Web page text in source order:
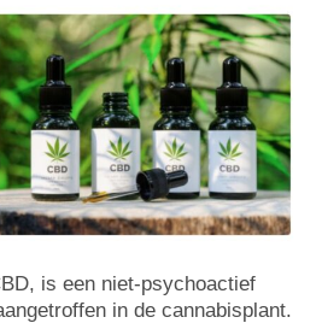
is een niet-psychoactief
in de cannabisplant.